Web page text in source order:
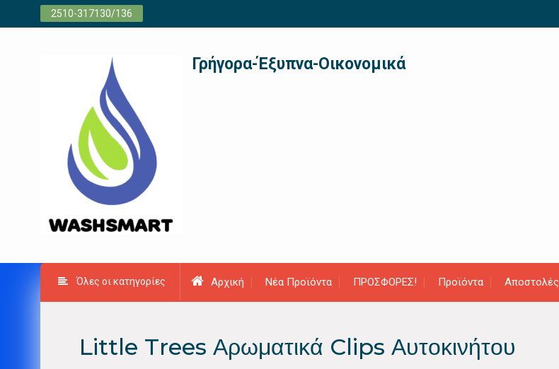
Προχωρήστε
2510-317130/136
Γρήγορα-Έξυπνα-Οικονομικά
Όλες οι κατηγορίες Αρχική Νέα Προϊόντα ΠΡΟΣΦΟΡΕΣ! Προϊόντα Αποστολές
Little Trees Αρωματικά Clips Αυτοκινήτου